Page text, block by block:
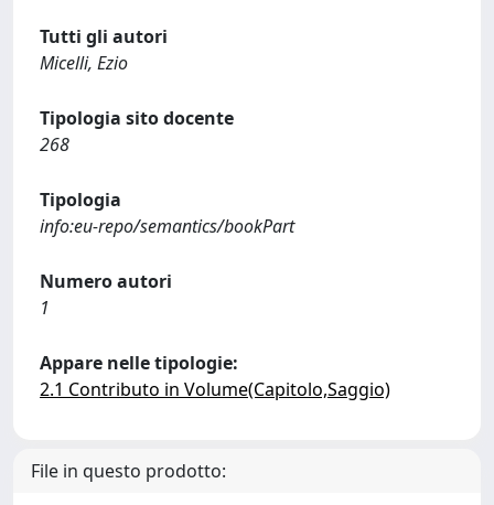
Tutti gli autori
Micelli, Ezio
Tipologia sito docente
268
Tipologia
info:eu-repo/semantics/bookPart
Numero autori
1
Appare nelle tipologie:
2.1 Contributo in Volume(Capitolo,Saggio)
File in questo prodotto: